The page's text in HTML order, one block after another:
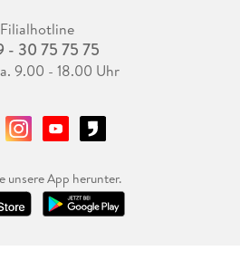
Filialhotline
- 30 75 75 75
9.00 - 18.00 Uhr
unsere App herunter.